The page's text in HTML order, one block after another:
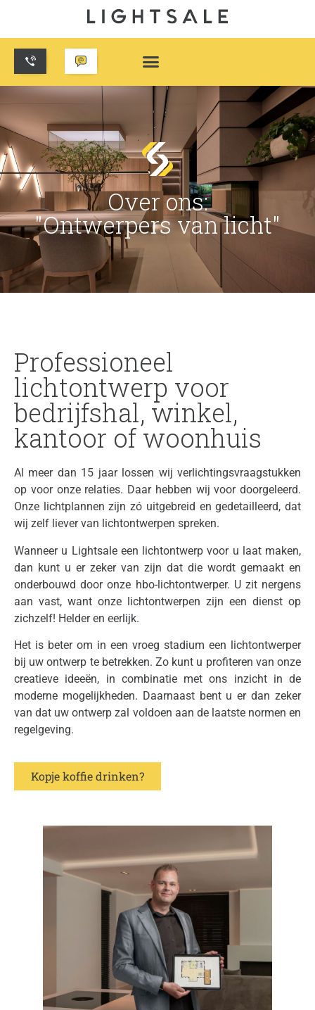
Over ons:
"Ontwerpers van licht"
Professioneel
lichtontwerp voor
bedrijfshal, winkel,
kantoor of woonhuis
Al meer dan 15 jaar lossen wij verlichtingsvraagstukken
op voor onze relaties. Daar hebben wij voor doorgeleerd.
Onze lichtplannen zijn zó uitgebreid en gedetailleerd, dat
wij zelf liever van lichtontwerpen spreken.
Wanneer u Lightsale een lichtontwerp voor u laat maken,
dan kunt u er zeker van zijn dat die wordt gemaakt en
onderbouwd door onze hbo-lichtontwerper. U zit nergens
aan vast, want onze lichtontwerpen zijn een dienst op
zichzelf! Helder en eerlijk.
Het is beter om in een vroeg stadium een lichtontwerper
bij uw ontwerp te betrekken. Zo kunt u profiteren van onze
creatieve ideeën, in combinatie met ons inzicht in de
moderne mogelijkheden. Daarnaast bent u er dan zeker
van dat uw ontwerp zal voldoen aan de laatste normen en
regelgeving.
Kopje koffie drinken?